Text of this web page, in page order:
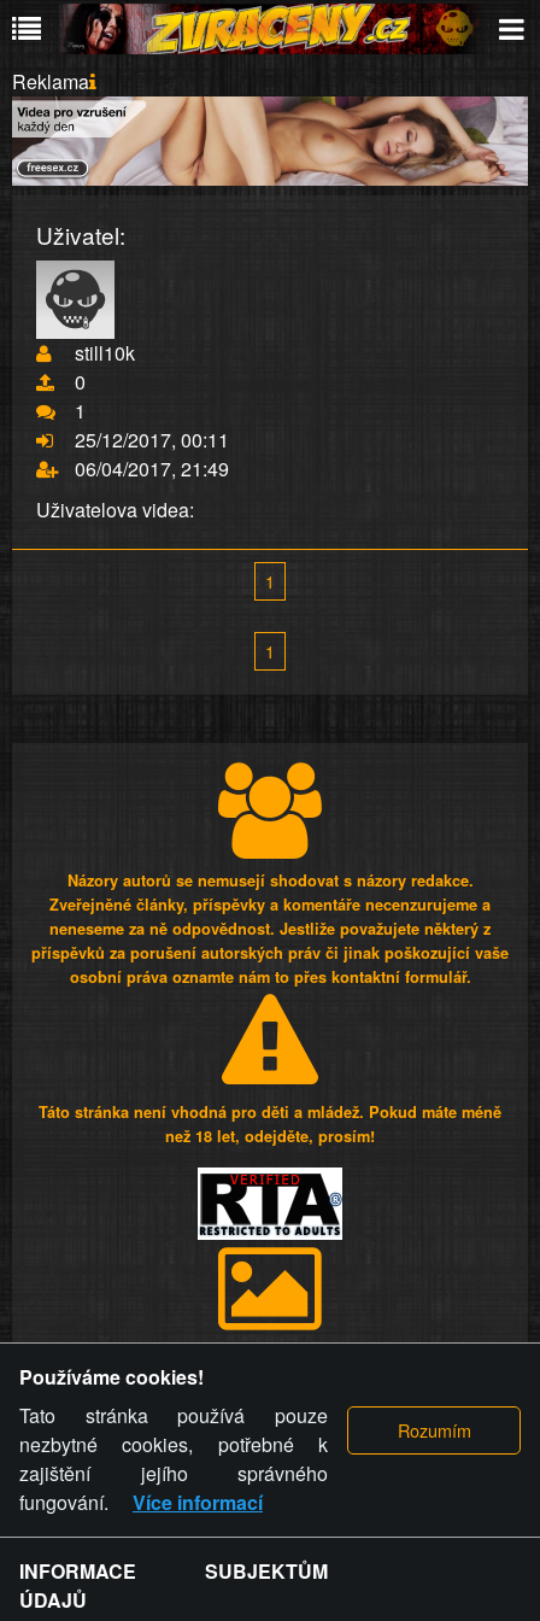
Reklama
Uživatel:
still10k
0
1
25/12/2017, 00:11
06/04/2017, 21:49
Uživatelova videa:
1
1
Názory autorů se nemusejí shodovat s názory redakce.
Zveřejněné články, příspěvky a komentáře necenzurujeme a
neneseme za ně odpovědnost. Jestliže považujete některý z
příspěvků za porušení autorských práv či jinak poškozující vaše
osobní práva oznamte nám to přes kontaktní formulář.
Táto stránka není vhodná pro děti a mládež. Pokud máte méně
než 18 let, odejděte, prosím!
videa a komentáře. Osoba, které se toto opatření provozovatele
stránky týče, ani osoba, která umístila fotografii nebo video na
stránku, nemůže z důvodu odstranění fotografie, videa nebo
komentáře pro výše uvedenou okolnost uplatnit vůči
provozovateli stránky žádný nárok na náhradu škody nebo
nemajetkové újmy.
ZVRÁCENÝ.CZ - Svět není zvrácenej. To jen
Používáme cookies!
Tato stránka používá pouze
nezbytné cookies, potřebné k
zajištění jejího správného
fungování.
Více informací
INFORMACE SUBJEKTŮM
ÚDAJŮ